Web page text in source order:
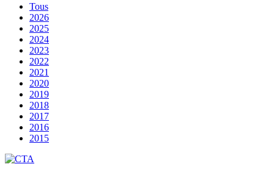
Tous
2026
2025
2024
2023
2022
2021
2020
2019
2018
2017
2016
2015